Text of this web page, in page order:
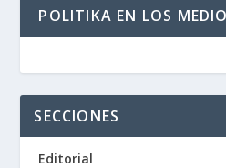
POLITIKA EN LOS
SECCIONES
Editorial